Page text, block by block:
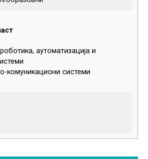
аутоматизација и
комуникациони системи